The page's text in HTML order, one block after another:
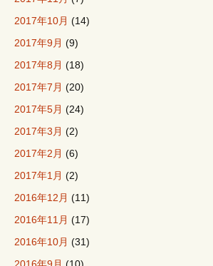
2017年10月 (14)
2017年9月 (9)
2017年8月 (18)
2017年7月 (20)
2017年5月 (24)
2017年3月 (2)
2017年2月 (6)
2017年1月 (2)
2016年12月 (11)
2016年11月 (17)
2016年10月 (31)